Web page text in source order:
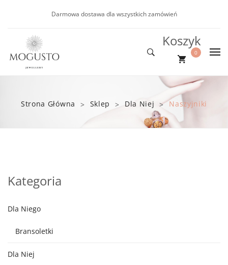
Darmowa dostawa dla wszystkich zamówień
Koszyk
0
Nie ma produktów w koszyku.
Strona Główna > Sklep > Dla Niej > Naszyjniki
Kategoria
Dla Niego
Bransoletki
Dla Niej